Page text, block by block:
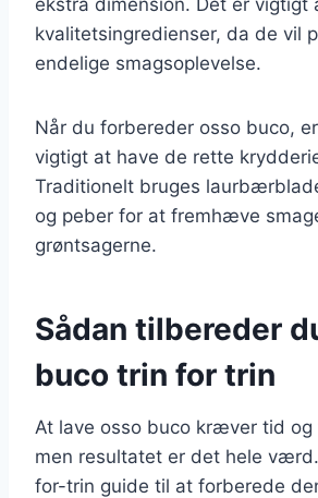
kvalitetsingredienser, da de vil
endelige smagsoplevelse.
Når du forbereder osso buco,
vigtigt at have de rette
Traditionelt bruges
og peber for at fremhæve
grøntsagerne.
Sådan tilbereder
buco trin for trin
At lave osso buco kræver tid og
men resultatet er det hele
for-trin guide til at forberede